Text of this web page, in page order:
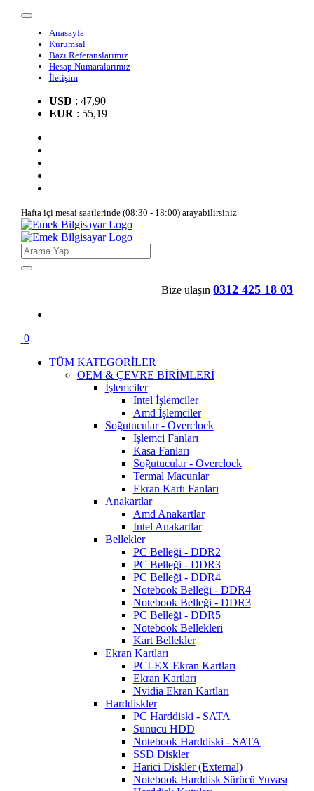
Anasayfa
Kurumsal
Bazı Referanslarımız
Hesap Numaralarımız
İletişim
USD : 47,90
EUR : 55,19
Hafta içi mesai saatlerinde (08:30 - 18:00) arayabilirsiniz
Bize ulaşın 0312 425 18 03
0
TÜM KATEGORİLER
OEM & ÇEVRE BİRİMLERİ
İşlemciler
Intel İşlemciler
Amd İşlemciler
Soğutucular - Overclock
İşlemci Fanları
Kasa Fanları
Soğutucular - Overclock
Termal Macunlar
Ekran Kartı Fanları
Anakartlar
Amd Anakartlar
Intel Anakartlar
Bellekler
PC Belleği - DDR2
PC Belleği - DDR3
PC Belleği - DDR4
Notebook Belleği - DDR4
Notebook Belleği - DDR3
PC Belleği - DDR5
Notebook Bellekleri
Kart Bellekler
Ekran Kartları
PCI-EX Ekran Kartları
Ekran Kartları
Nvidia Ekran Kartları
Harddiskler
PC Harddiski - SATA
Sunucu HDD
Notebook Harddiski - SATA
SSD Diskler
Harici Diskler (External)
Notebook Harddisk Sürücü Yuvası